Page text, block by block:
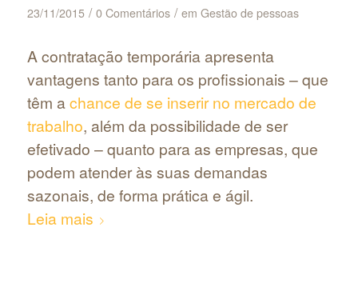
23/11/2015 / 0 Comentários / em Gestão de pessoas
A contratação temporária apresenta
vantagens tanto para os profissionais – que
têm achance de se inserir no mercado de
trabalho, além da possibilidade de ser
efetivado – quanto para as empresas, que
podem atender às suas demandas
sazonais, de forma prática e ágil.
Leia mais